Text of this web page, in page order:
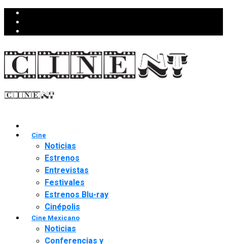
Cine
Noticias
Estrenos
Entrevistas
Festivales
Estrenos Blu-ray
Cinépolis
Cine Mexicano
Noticias
Conferencias y